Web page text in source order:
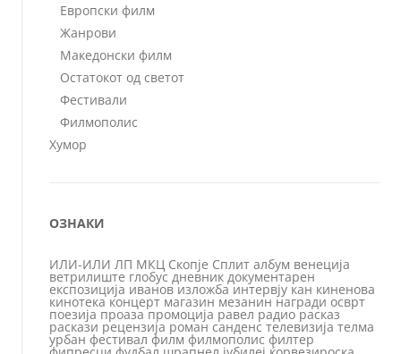
Европски филм
Жанрови
Македонски филм
Остатокот од светот
Фестивали
Филмополис
Хумор
ОЗНАКИ
ИЛИ-ИЛИ ЛП МКЦ Скопје Сплит албум венеција
ветрилиште глобус дневник документарен
експозиција иванов изложба интервју кан киненова
кинотека концерт магазин мезанин награди осврт
поезија проаза промоција равел радио расказ
раскази рецензија роман санденс телевизија телма
урбан фестивал филм филмополис филтер